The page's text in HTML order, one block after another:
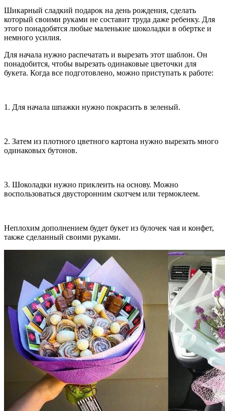
Шикарный сладкий подарок на день рождения, сделать
который своими руками не составит труда даже ребенку. Для
этого понадобятся любые маленькие шоколадки в обертке и
немного усилия.
Для начала нужно распечатать и вырезать этот шаблон. Он
понадобится, чтобы вырезать одинаковые цветочки для
букета. Когда все подготовлено, можно приступать к работе:
1. Для начала шпажки нужно покрасить в зеленый.
2. Затем из плотного цветного картона нужно вырезать много
одинаковых бутонов.
3. Шоколадки нужно приклеить на основу. Можно
воспользоваться двусторонним скотчем или термоклеем.
Неплохим дополнением будет букет из булочек чая и конфет,
также сделанный своими руками.